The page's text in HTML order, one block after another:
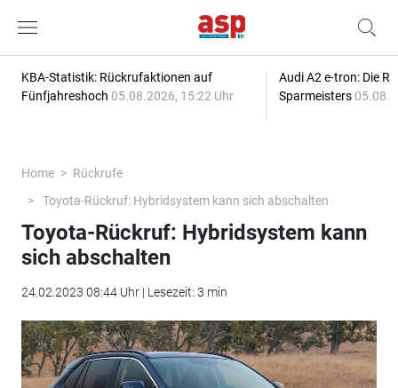
KBA-Statistik: Rückrufaktionen auf
Fünfjahreshoch 05.08.2026, 15:22 Uhr
Audi A2 e-tron: Die
Sparmeisters
Home
Rückrufe
Toyota-Rückruf: Hybridsystem kann sich abschalten
Toyota-Rückruf: Hybridsystem kann
sich abschalten
24.02.2023 08:44 Uhr | Lesezeit: 3 min